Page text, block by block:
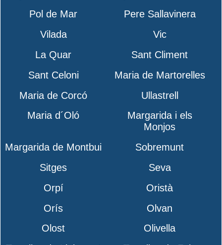
Pol de Mar
Pere Sallavinera
Vilada
Vic
La Quar
Sant Climent
Sant Celoni
Maria de Martorelles
Maria de Corcó
Ullastrell
Maria d´Oló
Margarida i els
Monjos
Margarida de Montbui
Sobremunt
Sitges
Seva
Orpí
Oristà
Orís
Olvan
Olost
Olivella